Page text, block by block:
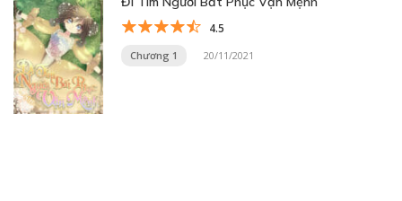
4.5
Chương 1 20/11/2021